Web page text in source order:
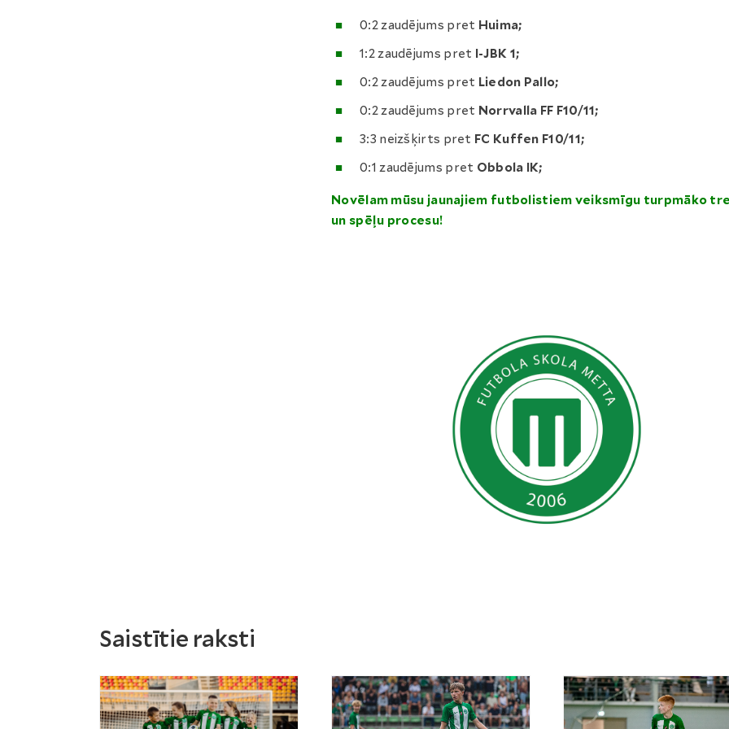
0:2 zaudējums pret Huima;
1:2 zaudējums pret I-JBK 1;
0:2 zaudējums pret Liedon Pallo;
0:2 zaudējums pret Norrvalla FF F10/11;
3:3 neizšķirts pret FC Kuffen F10/11;
0:1 zaudējums pret Obbola IK;
Novēlam mūsu jaunajiem futbolistiem veiksmīgu turpmāko
un spēļu procesu!
Saistītie raksti